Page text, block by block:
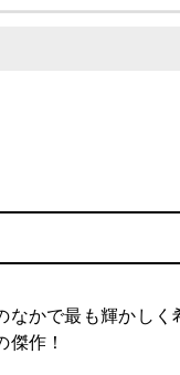
かで最も輝かしく
作！